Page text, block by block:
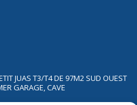
JUAS T3/T4 DE 97M2 SUD OUEST
GARAGE, CAVE